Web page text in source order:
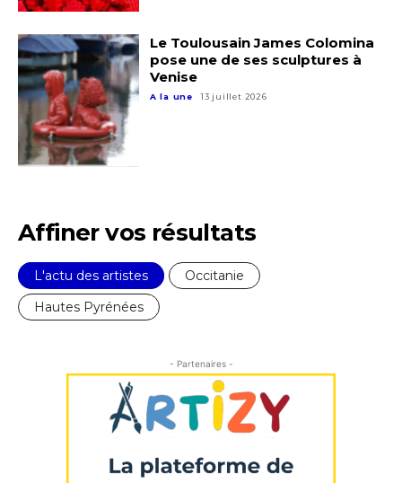
Adresse email*
Nom
Statut / Organisation
J'accepte lestermes et conditions
Nom
Prénom
Statut / Organisation
J'accepte les termes et conditions
Le Toulousain James Colomina
pose une de ses sculptures à
Venise
A la une 13 juillet 2026
Affiner vos résultats
L'actu des artistes
Occitanie
Hautes Pyrénées
- Partenaires -